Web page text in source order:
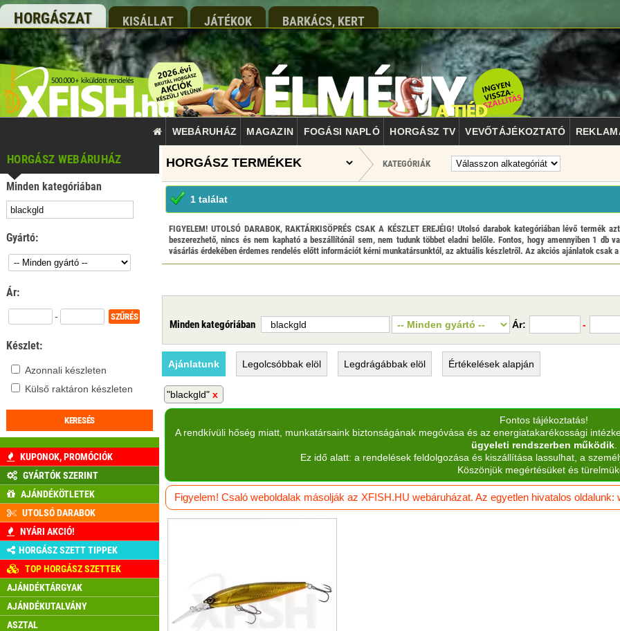
HORGÁSZAT KISÁLLAT JÁTÉKOK BARKÁCS, KERT
WEBÁRUHÁZ MAGAZIN FOGÁSI NAPLÓ HORGÁSZ TV VEVŐTÁJÉKOZTATÓ
HORGÁSZ WEBÁRUHÁZ
Minden kategóriában
Gyártó:
Ár:
-
Készlet:
Azonnali készleten
Külső raktáron készleten
KUPONOK, PROMÓCIÓK
GYÁRTÓK SZERINT
AJÁNDÉKÖTLETEK
UTOLSÓ DARABOK
NYÁRI AKCIÓ!
HORGÁSZ SZETT TIPPEK
TOP HORGÁSZ SZETTEK
AJÁNDÉKTÁRGYAK
AJÁNDÉKUTALVÁNY
ASZTAL
KATEGÓRIÁK
1 találat
FIGYELEM! UTOLSÓ DARABOK, RAKTÁRKISÖPRÉS CSAK A KÉSZLET EREJÉIG! Utolsó darabok kategóriában lévő
beszerezhető, nincs és nem kapható a beszállítónál sem, nem tudunk többet eladni belőle. Fontos, hogy amennyiben 1
vásárlás érdekében érdemes rendelés előtt információt kérni munkatársunktól, az aktuális készletről. Az akciós ajánlatok csak
Minden kategóriában Ár: -
Ajánlatunk Legolcsóbbak elöl Legdrágábbak elöl Értékelések alapján
"blackgld"
Fontos tájékoztatás!
A rendkívüli hőség miatt, munkatársaink biztonságának megóvása és az energiatakarékossági
ügyeleti rendszerben működik.
Ez idő alatt: a rendelések feldolgozása és kiszállítása lassulhat, a
Köszönjük megértésüket és
Figyelem! Csaló weboldalak másolják az XFISH.HU webáruházat. Az egyetlen hivatalos